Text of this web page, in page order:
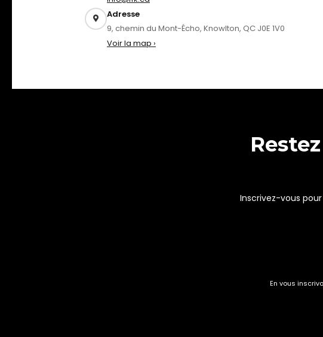
Adresse
9, chemin du Mont-Écho, Knowlton, QC J0E 1V0
Voir la map ›
Inscrivez-vous
En vous